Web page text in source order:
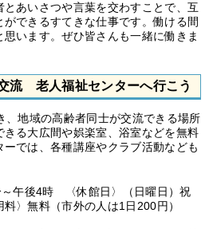
あいさつや言葉を交わすことで、互
できるすてきな仕事です。働ける間
います。ぜひ皆さんも一緒に働きま
流 老人福祉センターへ行こう
地域の高齢者同士が交流できる場所
る大広間や娯楽室、浴室などを無料
では、各種講座やクラブ活動なども
～午後4時 〈休館日〉（日曜日）祝
〉無料（市外の人は1日200円）